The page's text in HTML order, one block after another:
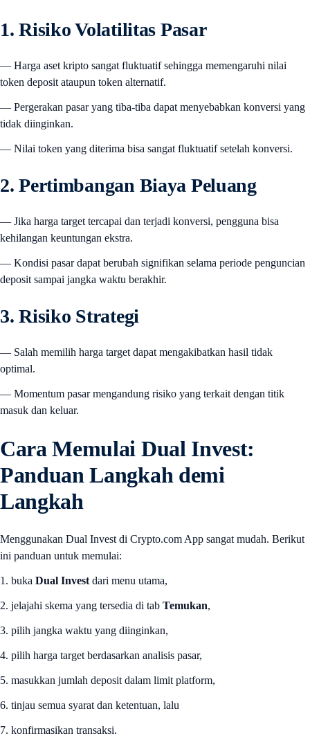
1. Risiko Volatilitas Pasar
— Harga aset kripto sangat fluktuatif sehingga memengaruhi nilai
token deposit ataupun token alternatif.
— Pergerakan pasar yang tiba-tiba dapat menyebabkan konversi yang
tidak diinginkan.
— Nilai token yang diterima bisa sangat fluktuatif setelah konversi.
2. Pertimbangan Biaya Peluang
— Jika harga target tercapai dan terjadi konversi, pengguna bisa
kehilangan keuntungan ekstra.
— Kondisi pasar dapat berubah signifikan selama periode penguncian
deposit sampai jangka waktu berakhir.
3. Risiko Strategi
— Salah memilih harga target dapat mengakibatkan hasil tidak
optimal.
— Momentum pasar mengandung risiko yang terkait dengan titik
masuk dan keluar.
Cara Memulai Dual Invest:
Panduan Langkah demi
Langkah
Menggunakan Dual Invest di Crypto.com App sangat mudah. Berikut
ini panduan untuk memulai:
1. buka Dual Invest dari menu utama,
2. jelajahi skema yang tersedia di tab Temukan,
3. pilih jangka waktu yang diinginkan,
4. pilih harga target berdasarkan analisis pasar,
5. masukkan jumlah deposit dalam limit platform,
6. tinjau semua syarat dan ketentuan, lalu
7. konfirmasikan transaksi.